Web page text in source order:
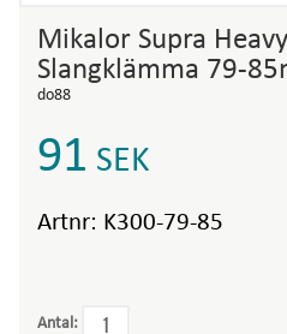
Mikalor Supra
Slangklämma 79-
do88
91 SEK
Artnr: K300-79-85
Antal: